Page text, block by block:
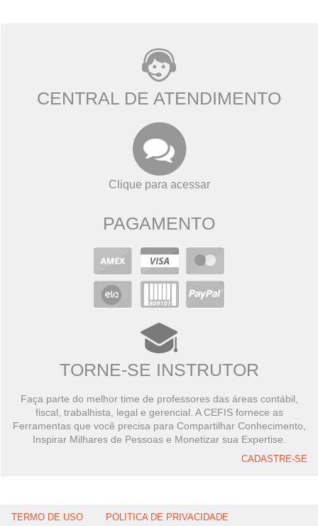
CENTRAL DE ATENDIMENTO
Clique para acessar
PAGAMENTO
TORNE-SE INSTRUTOR
Faça parte do melhor time de professores das áreas contábil,
fiscal, trabalhista, legal e gerencial. A CEFIS fornece as
Ferramentas que você precisa para Compartilhar Conhecimento,
Inspirar Milhares de Pessoas e Monetizar sua Expertise.
CADASTRE-SE
TERMO DE USO POLITICA DE PRIVACIDADE